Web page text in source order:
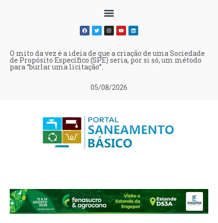
05/08/2026
O mito da vez é a ideia de que a criação de uma Sociedade
de Propósito Específico (SPE) seria, por si só, um método
para “burlar uma licitação”.